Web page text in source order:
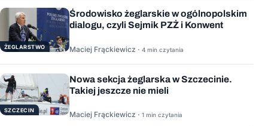
ŻEGLARSTWO
Środowisko żeglarskie w ogólnopolskim
dialogu, czyli Sejmik PZŻ i Konwent
Maciej Frąckiewicz · 4 min czytania
SZCZECIN
Nowa sekcja żeglarska w Szczecinie.
Takiej jeszcze nie mieli
Maciej Frąckiewicz · 1 min czytania